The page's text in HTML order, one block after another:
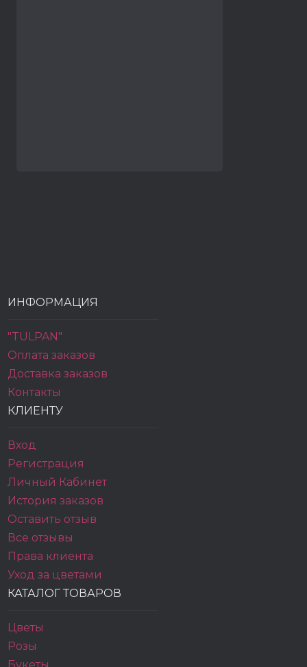
ИНФОРМАЦИЯ
"TULPAN"
Оплата заказов
Доставка заказов
Контакты
КЛИЕНТУ
Вход
Регистрация
Личный Кабинет
История заказов
Оставить отзыв
Все отзывы
Права клиента
Уход за цветами
КАТАЛОГ ТОВАРОВ
Цветы
Розы